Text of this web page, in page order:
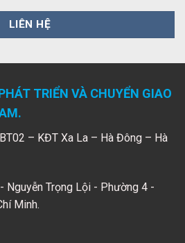
TRIỂN VÀ CHUYỂN GIAO
– KĐT Xa La – Hà Đông – Hà
Nguyễn Trọng Lội - Phường 4 -
Minh.